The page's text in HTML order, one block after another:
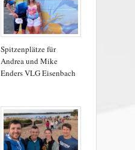
Spitzenplätze für
Andrea und Mike
Enders VLG Eisenbach